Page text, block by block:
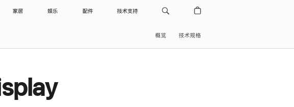
家居 娱乐 配件 技术支持
概览 技术规格